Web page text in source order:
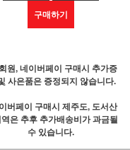
구매하기
원, 네이버페이 구매시 추가증
사은품은 증정되지 않습니다.
버페이 구매시 제주도, 도서산
은 추후 추가배송비가 과금될
수 있습니다.